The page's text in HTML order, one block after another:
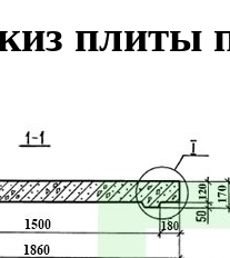
плиты